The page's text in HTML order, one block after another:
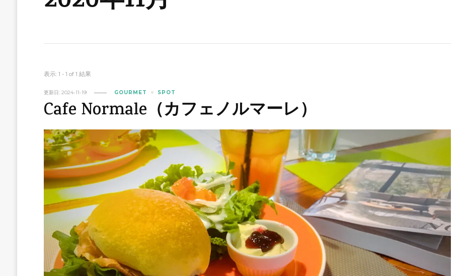
表示: 1 - 1 of 1 結果
更新日:2024-11-19 GOURMET SPOT
Cafe Normale（カフェノルマーレ）